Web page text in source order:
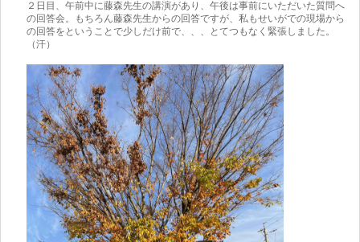
２日目、午前中に藤森先生の講演があり、午後は事前にいただいた質問へ
の回答会。もちろん藤森先生からの回答ですが、私もせいがでの現場から
の回答をということで少しだけ前で、、、とてつもなく緊張しました。
（汗）